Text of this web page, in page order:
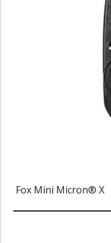
Fox Mini Micron® X